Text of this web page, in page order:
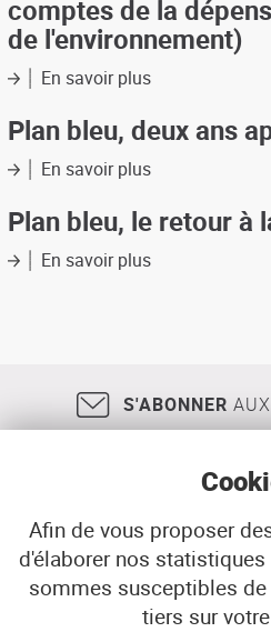
comptes de la
de l'environnement)
En savoir plussur
des
déchets
1990-
(les
comptes
de
Plan bleu, deux ans
En savoir plussur
bleu,
deux
ans
Plan bleu, le retour à
En savoir plussur
la
mer
S'ABONNER
18, rue Jean Jaurès
02 98 33 51 71
Afin de vous proposer
d'élaborer nos
sommes susceptibles
tiers sur